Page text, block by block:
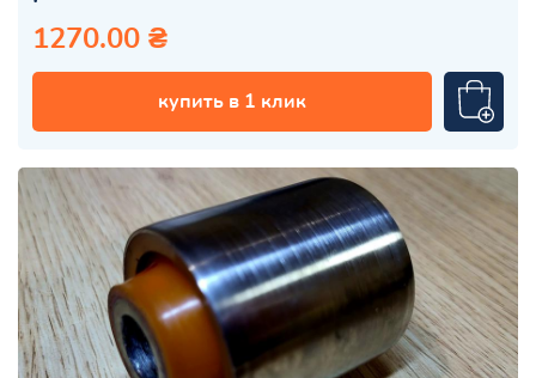
1270.00 ₴
купить в 1 клик